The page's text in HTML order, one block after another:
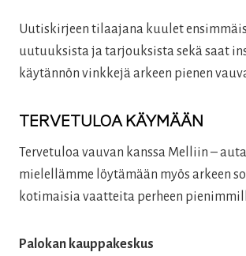
Uutiskirjeen tilaajana kuulet
uutuuksista ja tarjouksista sekä saat
käytännön vinkkejä arkeen pienen
TERVETULOA KÄYMÄÄN
Tervetuloa vauvan kanssa Melliin –
mielellämme löytämään myös arkeen
kotimaisia vaatteita perheen
Palokan kauppakeskus